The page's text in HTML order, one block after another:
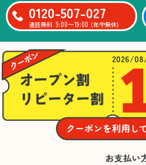
0120-507-027
通話無料 9:00〜19:00 (年中無休)
2026/
お支払い